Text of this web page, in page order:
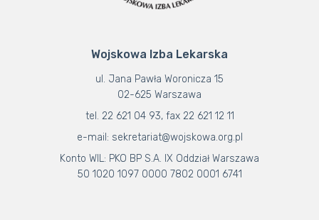
Wojskowa Izba Lekarska
ul. Jana Pawła Woronicza 15
02-625 Warszawa
tel. 22 621 04 93, fax 22 621 12 11
e-mail: sekretariat@wojskowa.org.pl
Konto WIL: PKO BP S.A. IX Oddział Warszawa
50 1020 1097 0000 7802 0001 6741